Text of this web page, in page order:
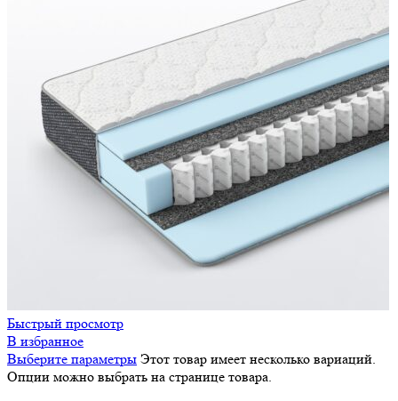
Быстрый просмотр
В избранное
Выберите параметры Этот товар имеет несколько вариаций.
Опции можно выбрать на странице товара.